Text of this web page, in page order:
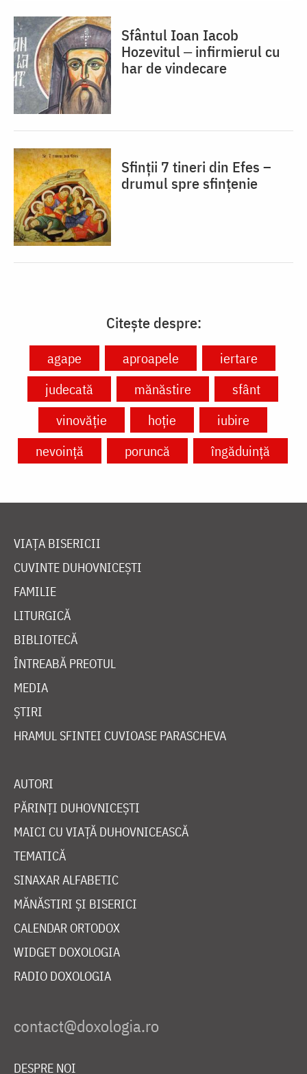
Sfântul Ioan Iacob
Hozevitul ‒ infirmierul cu
har de vindecare
Sfinții 7 tineri din Efes –
drumul spre sfințenie
Citește despre:
agape aproapele
iertare
judecată
mănăstire
sfânt
vinovăție
hoție
iubire
nevoință
poruncă îngăduință
VIAȚA BISERICII
CUVINTE DUHOVNICEȘTI
FAMILIE
LITURGICĂ
BIBLIOTECĂ
ÎNTREABĂ PREOTUL
MEDIA
ȘTIRI
HRAMUL SFINTEI CUVIOASE PARASCHEVA
AUTORI
PĂRINȚI DUHOVNICEȘTI
MAICI CU VIAȚĂ DUHOVNICEASCĂ
TEMATICĂ
SINAXAR ALFABETIC
MĂNĂSTIRI ȘI BISERICI
CALENDAR ORTODOX
WIDGET DOXOLOGIA
RADIO DOXOLOGIA
DESPRE NOI